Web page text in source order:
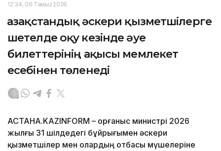
12:34, 06 Тамыз 2026
Қазақстандық әскери қызметшілерге
шетелде оқу кезінде әуе
билеттерінің ақысы мемлекет
есебінен төленеді
АСТАНА.KAZINFORM – Қорғаныс министрі 2026
жылғы 31 шілдедегі бұйрығымен әскери
қызметшілер мен олардың отбасы мүшелеріне